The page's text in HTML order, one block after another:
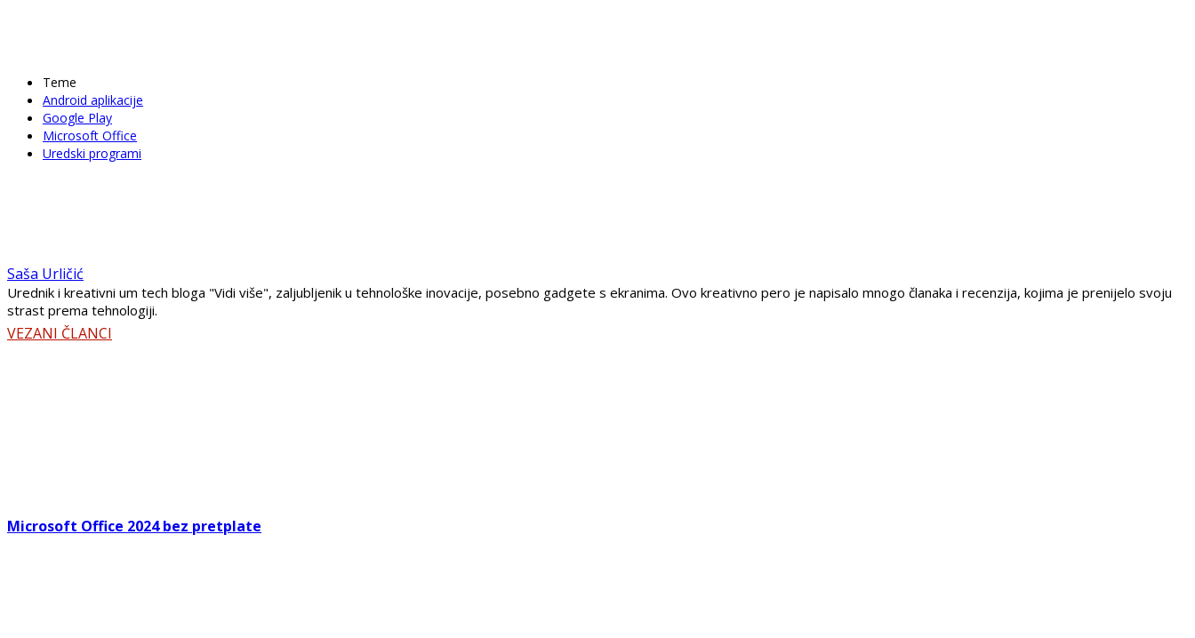
Teme
Android aplikacije
Google Play
Microsoft Office
Uredski programi
Saša Urličić
Urednik i kreativni um tech bloga "Vidi više", zaljubljenik u tehnološke inovacije, posebno gadgete s ekranima. Ovo kreativno pero je napisalo mnogo članaka i recenzija, kojima je prenijelo svoju
strast prema tehnologiji.
VEZANI ČLANCI
Microsoft Office 2024 bez pretplate